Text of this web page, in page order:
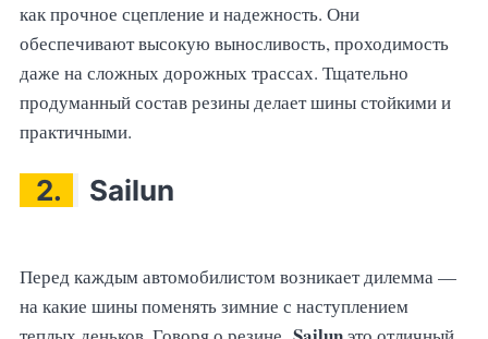
как прочное сцепление и надежность. Они
обеспечивают высокую выносливость, проходимость
даже на сложных дорожных трассах. Тщательно
продуманный состав резины делает шины стойкими и
практичными.
2. Sailun
Перед каждым автомобилистом возникает дилемма —
на какие шины поменять зимние с наступлением